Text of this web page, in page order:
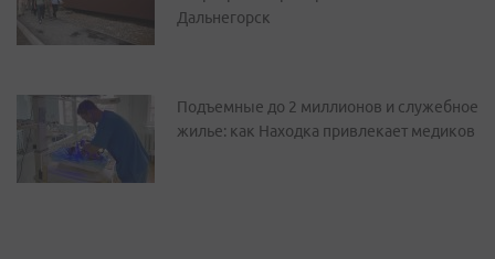
Дальнегорск
Подъемные до 2 миллионов и служебное
жилье: как Находка привлекает медиков